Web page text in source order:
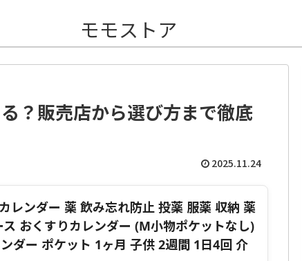
モモストア
？販売店から選び方まで徹底
2025.11.24
レンダー 薬 飲み忘れ防止 投薬 服薬 収納 薬
おくすりカレンダー (M小物ポケットなし)
ダー ポケット 1ヶ月 子供 2週間 1日4回 介